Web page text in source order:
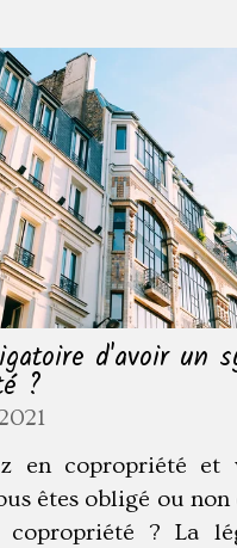
d'avoir un
?
en copropriété et
êtes obligé ou
copropriété ? La